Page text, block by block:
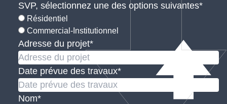
SVP, sélectionnez une des options suivantes*
Résidentiel
Commercial-Institutionnel
Adresse du projet*
Date prévue des travaux*
Nom*